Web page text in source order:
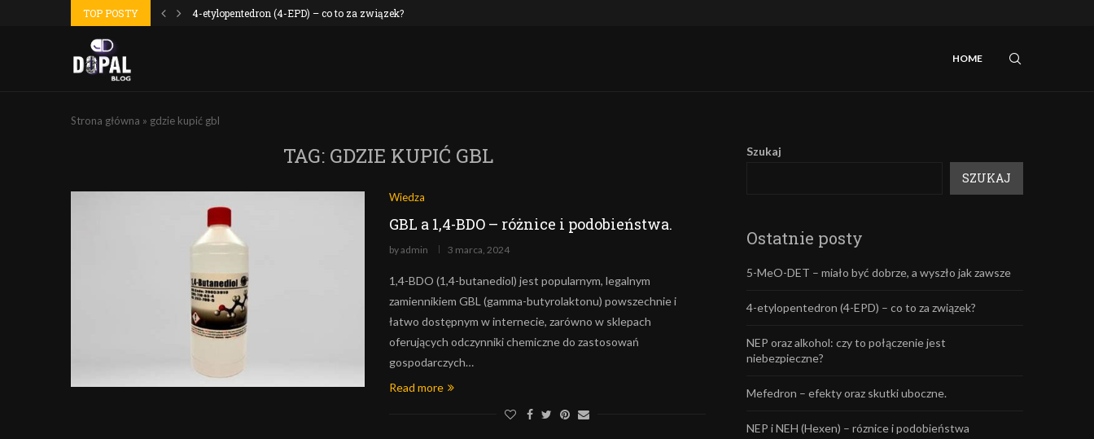
TOP POSTY 4-etylopentedron (4-EPD) – co to za związek?
HOME
Strona główna » gdzie kupić gbl
TAG: GDZIE KUPIĆ GBL
Wiedza
GBL a 1,4-BDO – różnice i podobieństwa.
byadmin 3 marca, 2024
1,4-BDO (1,4-butanediol) jest popularnym, legalnym
zamiennikiem GBL (gamma-butyrolaktonu) powszechnie i
łatwo dostępnym w internecie, zarówno w sklepach
oferujących odczynniki chemiczne do zastosowań
gospodarczych…
Read more
Szukaj
SZUKAJ
Ostatnie posty
5-MeO-DET – miało być dobrze, a wyszło jak zawsze
4-etylopentedron (4-EPD) – co to za związek?
NEP oraz alkohol: czy to połączenie jest
niebezpieczne?
Mefedron – efekty oraz skutki uboczne.
NEP i NEH (Hexen) – róznice i podobieństwa